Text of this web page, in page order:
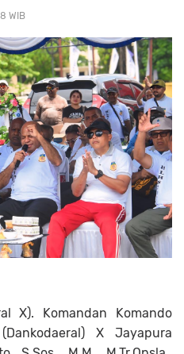
WIB
X). Komandan Komando
X Jayapura